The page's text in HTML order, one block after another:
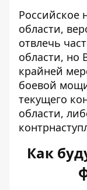
Российское
области,
отвлечь
области, но
крайней
боевой
текущего
области,
Как